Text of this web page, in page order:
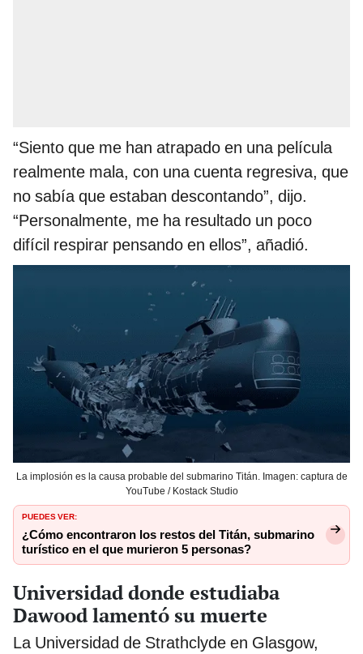
“Siento que me han atrapado en una película
realmente mala, con una cuenta regresiva, que
no sabía que estaban descontando”, dijo.
“Personalmente, me ha resultado un poco
difícil respirar pensando en ellos”, añadió.
La implosión es la causa probable del submarino Titán. Imagen: captura de
YouTube / Kostack Studio
PUEDES VER:
¿Cómo encontraron los restos del Titán, submarino
turístico en el que murieron 5 personas?
Universidad donde estudiaba
Dawood lamentó su muerte
La Universidad de Strathclyde en Glasgow,